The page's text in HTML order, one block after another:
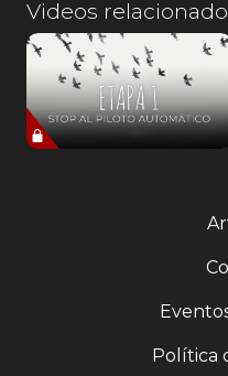
Videos
Política